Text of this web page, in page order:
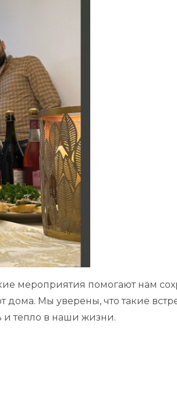
мероприятия помогают нам
Мы уверены, что такие
и тепло в наши жизни.